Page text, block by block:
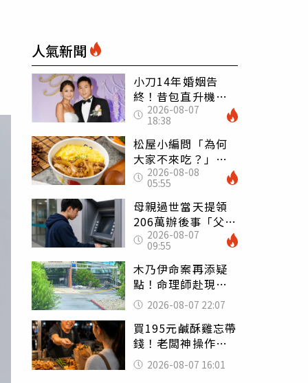
人氣新聞
小刀14年婚姻告
終！昔包直升機求
婚 豪砸545萬辦婚
禮還找連戰證婚
2026-08-07
18:38
松屋小編問「為何
大家不來吃？」
一票人點出3大問
題：滿手好牌打到
爛
2026-08-08
05:55
母親過世當天提領
206萬辦後事「父子
遭判刑」 律師：
搶錢先下手是罪
2026-08-07
09:55
木乃伊命案再添疑
點！命理師赴現場
遇天候驟變 驚
喊：死者還有冤屈
2026-08-07 22:07
買195元鹹酥雞忘帶
錢！老闆神操作
「倒找5元」 全網
看哭：這就是台灣
2026-08-07 16:01